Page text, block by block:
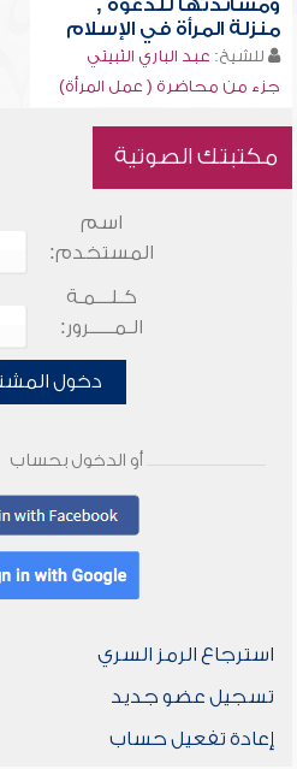
ومساندتها للدعوة ,
منزلة المرأة في الإسلام
للشيخ: عبد الباري الثبيتي
جزء من محاضرة ( عمل المرأة)
مكتبتك الصوتية
اسم
المستخدم:
كـلـــمـة
الـمـــــرور:
دخول
أو الدخول بحساب
استرجاع الرمز السري
تسجيل عضو جديد
إعادة تفعيل حساب